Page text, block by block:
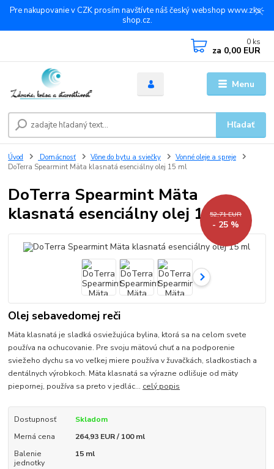
Pre nakupovanie v CZK prosím navštívte náš český webshop www.zks-
shop.cz.
Menu
Hľadať
0 ks
za 0,00 EUR
Úvod Domácnosť Vône do bytu a sviečky
Vonné oleje a spreje
DoTerra Spearmint Mäta klasnatá esenciálny olej 15 ml
DoTerra Spearmint Mäta
klasnatá esenciálny olej 15 ml
52,71 EUR
- 25 %
Olej sebavedomej reči
Mäta klasnatá je sladká osviežujúca bylina, ktorá sa na celom svete
používa na ochucovanie. Pre svoju mätovú chuť a na podporenie
sviežeho dychu sa vo veľkej miere používa v žuvačkách, sladkostiach a
dentálnych výrobkoch. Mäta klasnatá sa výrazne odlišuje od mäty
piepornej, používa sa preto v jedlác... celý popis
Dostupnosť
Skladom
Merná cena
264,93 EUR / 100 ml
Balenie
jednotky
15 ml